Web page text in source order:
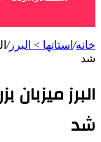
خانه/ استانها > البرز/
شد
البرز
شد